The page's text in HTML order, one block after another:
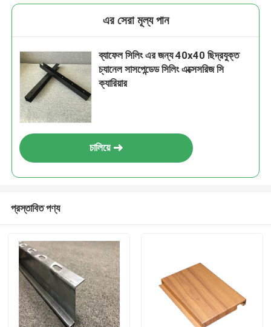
এর সেরা মূল্য পান
ব্যাফেল সিলিং এর জন্য 40x40 ছিদ্রযুক্ত
চ্যানেল সাসপেন্ডেড সিলিং এক্সেসরিজ সি
ক্যারিয়ার
চালিয়ে
প্রস্তাবিত পণ্য